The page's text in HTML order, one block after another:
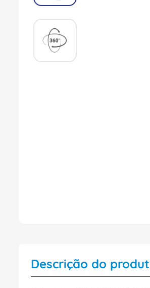
Descrição do